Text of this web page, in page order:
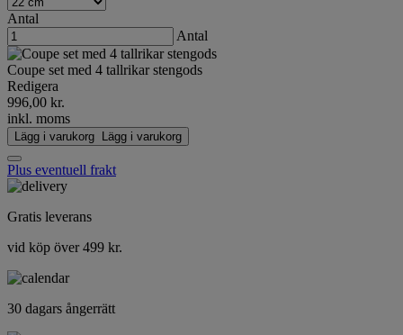
Antal
Antal
Coupe set med 4 tallrikar stengods
Redigera
996,00 kr.
inkl. moms
Lägg i varukorg Lägg i varukorg
Plus eventuell frakt
Gratis leverans
vid köp över 499 kr.
30 dagars ångerrätt